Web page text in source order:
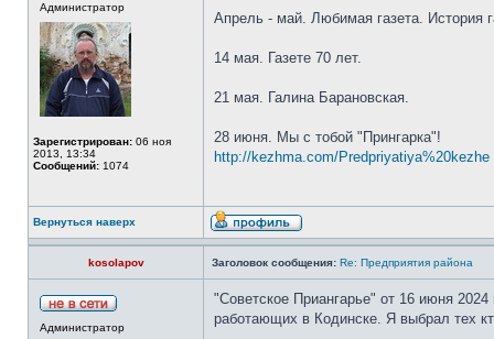
Администратор
Зарегистрирован: 06 ноя
2013, 13:34
Сообщений: 1074
Апрель - май. Любимая газета. История
14 мая. Газете 70 лет.
21 мая. Галина Барановская.
28 июня. Мы с тобой "Прингарка"!
http://kezhma.com/Predpriyatiya%20kezhe
Вернуться наверх
kosolapov Заголовок сообщения: Re: Предприятия района
Администратор
"Советское Приангарье" от 16 июня
работающих в Кодинске. Я выбрал тех